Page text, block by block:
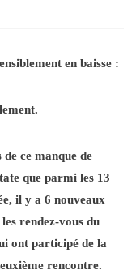
en baisse :
ce manque de
que parmi les 13
il y a 6 nouveaux
rendez-vous du
ont participé de la
rencontre.